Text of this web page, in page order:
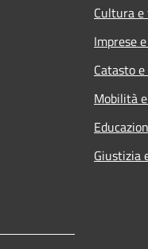
Cultura
Imprese
Catasto
Mobilità
Giustizia